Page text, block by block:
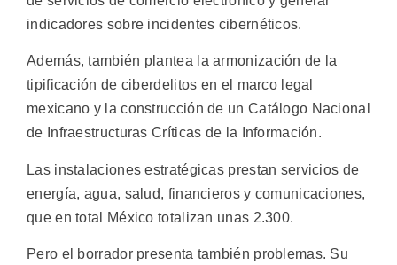
indicadores sobre incidentes cibernéticos.
Además, también plantea la armonización de la
tipificación de ciberdelitos en el marco legal
mexicano y la construcción de un Catálogo Nacional
de Infraestructuras Críticas de la Información.
Las instalaciones estratégicas prestan servicios de
energía, agua, salud, financieros y comunicaciones,
que en total México totalizan unas 2.300.
Pero el borrador presenta también problemas. Su